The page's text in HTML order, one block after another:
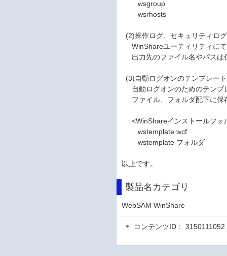
wsgroup
wsrhosts
(2)操作ログ、セキュリティロ
WinShareユーティリティにて
出力先のファイル名やパスは
(3)自動ログオンのテンプレー
自動ログオンのためのテンプ
ファイル、フォルダ配下に保
<WinShareインストールフォ
wstemplate.wcf
wstemplate フォルダ
以上です。
製品名カテゴリ
WebSAM WinShare
コンテンツID： 3150111052